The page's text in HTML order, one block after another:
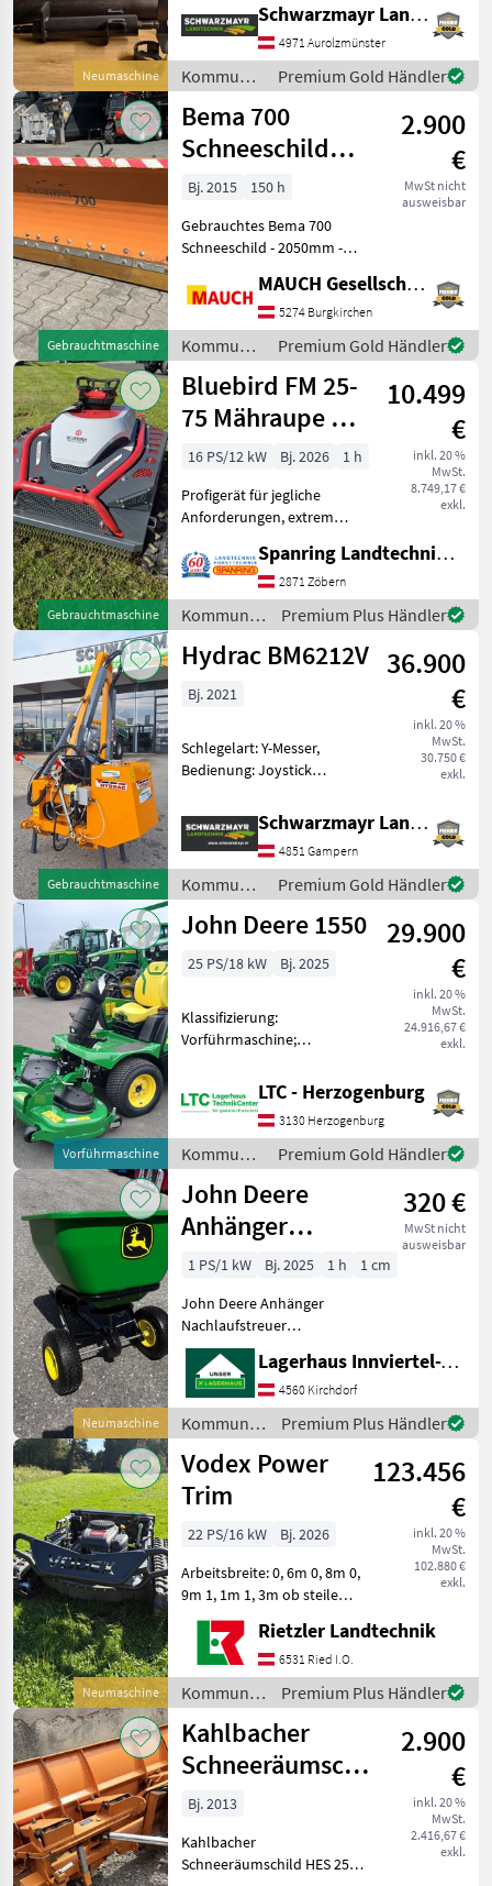
Neumaschine
Zwischenachszapfwelle.
Drehzahl: 2.000U/min
Drehrichtung (in
Fahrtrichtung): lin
Schwarzmayr Landtechnik GmbH - Aurolzmünster
4971 Aurolzmünster
Kommunalgeräte
/ Iseki
Premium Gold Händler
Gebrauchtmaschine
Bema 700
Schneeschild
2050mm
2.900
€
MwSt nicht
ausweisbar
Bj. 2015
150 h
Gebrauchtes Bema 700
Schneeschild - 2050mm -
Federklappensegment -
Laufräder - hydraulisch
schwenkbar
Kommunalgeräte
Winterdienst
MAUCH Gesellschaft m.b.H. & Co.KG
5274 Burgkirchen
Kommunalgeräte
/ Bema
Premium Gold Händler
Gebrauchtmaschine
Bluebird FM 25-
75 Mähraupe mit
16 PS
10.499
€
inkl. 20 %
MwSt.
8.749,17 €
exkl.
16 PS/12 kW Bj. 2026
1 h
Profigerät für jegliche
Anforderungen, extrem
Antrieb: Hybrid-System
(Benzinmotor für Mähdeck,
Elektroantrieb für
Fahrwerk) Motor: Lon
Spanring Landtechnik Gmbh
2871 Zöbern
Kommunalgeräte
/ Bluebird
Premium Plus Händler
Gebrauchtmaschine
Hydrac BM6212V 36.900
€
inkl. 20 %
MwSt.
30.750 €
exkl.
Bj. 2021
Schlegelart: Y-Messer,
Bedienung: Joystick
70413 Böschungsmäher
BM6212V mit
Proportionaljoystick -
Baujahr 2021, neuwertig, 1x
verwendet
Schwarzmayr Landtechnik GmbH - Gampern
4851 Gampern
Kommunalgeräte
/ Hydrac
Premium Gold Händler
Vorführmaschine
John Deere 1550
29.900
€
inkl. 20 %
MwSt.
24.916,67 €
exkl.
25 PS/18 kW Bj. 2025
Klassifizierung:
Vorführmaschine;
1TC1550DCSS120057;
Service Historie: Ja; Weitere
Maschinenmerkmale: 25 PS
(18, 4 kW), brutto SAE J19
LTC - Herzogenburg
3130 Herzogenburg
Kommunalgeräte
/ John
Deere
Premium Gold Händler
Neumaschine
John Deere
Anhänger
Nachlaufstreuer
320 €
MwSt nicht
ausweisbar
1 PS/1 kW Bj. 2025 1 h
1 cm
John Deere Anhänger
Nachlaufstreuer
Rasentraktor Anhänger
Düngerstreuer Salzstreuer
Splittstreuer Streuwagen
Dieser Nachlaufstreuer aus
Polyet
Lagerhaus Innviertel-Traunviertel-Urfahr eGen, Kirchdorf
4560 Kirchdorf
Kommunalgeräte
/ John
Deere
Premium Plus Händler
Neumaschine
Vodex Power
Trim
123.456
€
inkl. 20 %
MwSt.
102.880 €
exkl.
22 PS/16 kW
Bj. 2026
Arbeitsbreite: 0, 6m 0, 8m 0,
9m 1, 1m 1, 3m ob steile
Hänge, schwer zugängliche
Flächen oder dichtes
Gestrüpp – die
ferngesteuerten
Mähraupen von VODEX
Rietzler Landtechnik
6531 Ried I.O.
Kommunalgeräte
/ Vodex
Premium Plus Händler
Kahlbacher
Schneeräumschild
HES 250
2.900
€
inkl. 20 %
MwSt.
2.416,67 €
exkl.
Bj. 2013
Kahlbacher
Schneeräumschild HES 250,